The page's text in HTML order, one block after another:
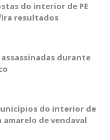
do interior de PE
resultados
assassinadas durante
do interior de
amarelo de vendaval